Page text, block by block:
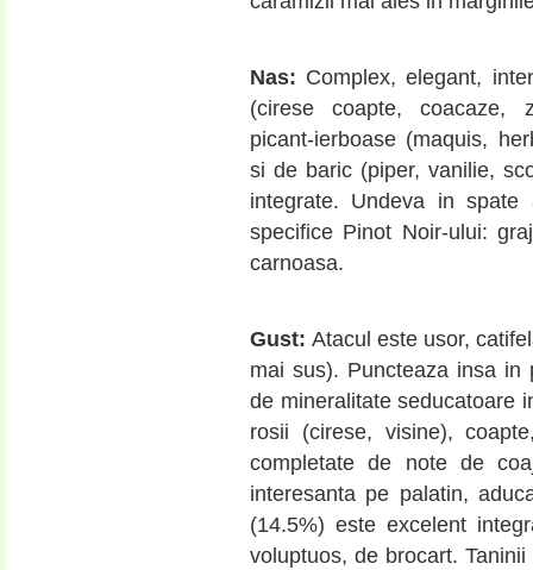
Nas: Complex, elegant,
(cirese coapte, coacaze,
picant-ierboase (maquis,
si de baric (piper, vanilie,
integrate. Undeva in spate
specifice Pinot Noir-ului:
carnoasa.
Gust:Atacul este usor,
mai sus). Puncteaza insa
de mineralitate seducatoare
rosii (cirese, visine),
completate de note de
interesanta pe palatin,
(14.5%) este excelent
voluptuos, de brocart.